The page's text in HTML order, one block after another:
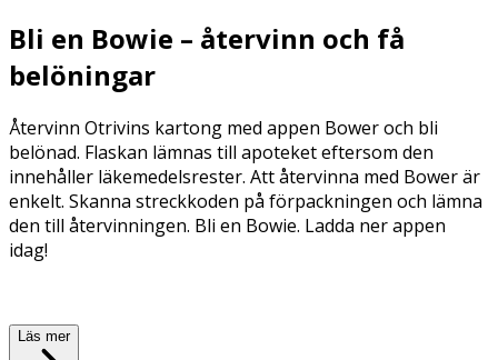
Bli en Bowie – återvinn och få
belöningar
Återvinn Otrivins kartong med appen Bower och bli
belönad. Flaskan lämnas till apoteket eftersom den
innehåller läkemedelsrester. Att återvinna med Bower är
enkelt. Skanna streckkoden på förpackningen och lämna
den till återvinningen. Bli en Bowie. Ladda ner appen
idag!
Läs mer